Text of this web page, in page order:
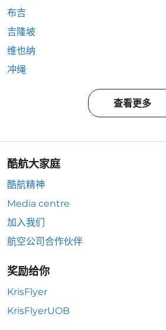
布吉
吉隆坡
维也纳
冲绳
查看更多
酷航大家庭
酷航精神
Media centre
加入我们
航空公司合作伙伴
奖励给你
KrisFlyer
KrisFlyerUOB